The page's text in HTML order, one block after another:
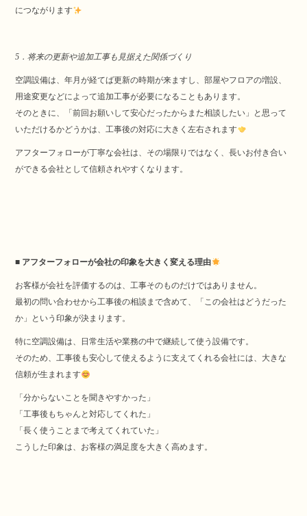
につながります
5．将来の更新や追加工事も見据えた関係づくり
空調設備は、年月が経てば更新の時期が来ますし、部屋やフロアの増設、
用途変更などによって追加工事が必要になることもあります。
そのときに、「前回お願いして安心だったからまた相談したい」と思って
いただけるかどうかは、工事後の対応に大きく左右されます
アフターフォローが丁寧な会社は、その場限りではなく、長いお付き合い
ができる会社として信頼されやすくなります。
■ アフターフォローが会社の印象を大きく変える理由
お客様が会社を評価するのは、工事そのものだけではありません。
最初の問い合わせから工事後の相談まで含めて、「この会社はどうだった
か」という印象が決まります。
特に空調設備は、日常生活や業務の中で継続して使う設備です。
そのため、工事後も安心して使えるように支えてくれる会社には、大きな
信頼が生まれます
「分からないことを聞きやすかった」
「工事後もちゃんと対応してくれた」
「長く使うことまで考えてくれていた」
こうした印象は、お客様の満足度を大きく高めます。